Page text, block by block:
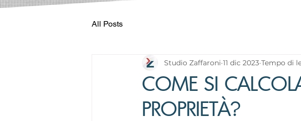
All Posts
COME SI
PROPRIETÀ?
Studio Zaffaroni 11 dic 2023 Tempo di